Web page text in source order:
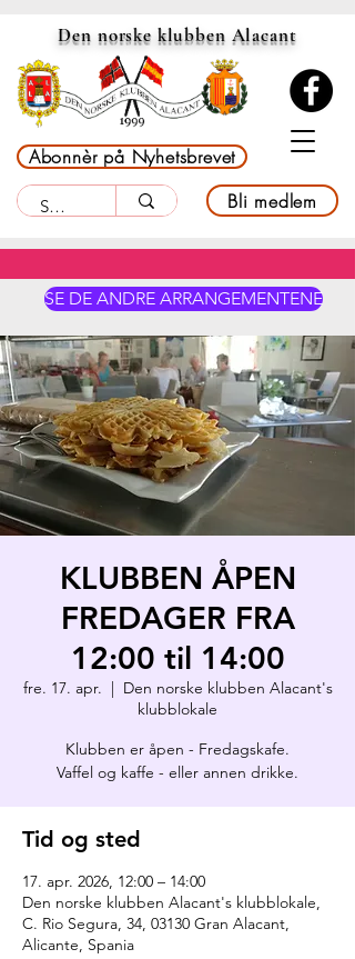
Den norske klubben Alacant
Abonnèr på Nyhetsbrevet
Bli medlem
SE DE ANDRE ARRANGEMENTENE
KLUBBEN ÅPEN
FREDAGER FRA
12:00 til 14:00
fre. 17. apr.
  |
Den norske klubben Alacant's
klubblokale
Klubben er åpen - Fredagskafe.
Vaffel og kaffe - eller annen drikke.
Tid og sted
17. apr. 2026, 12:00 – 14:00
Den norske klubben Alacant's klubblokale,
C. Rio Segura, 34, 03130 Gran Alacant,
Alicante, Spania